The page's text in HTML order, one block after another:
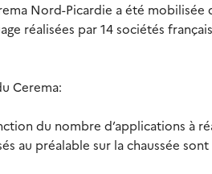
Nord-Picardie a été mobilisée
réalisées par 14 sociétés
Cerema:
du nombre d’applications à
au préalable sur la chaussée